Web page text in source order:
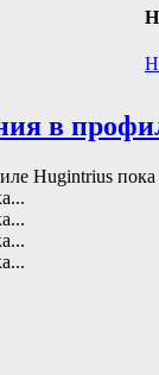
в
Hugintrius